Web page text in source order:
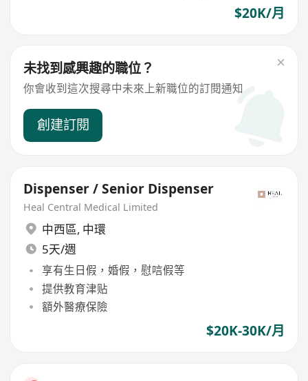
$20K/月
未找到感興趣的職位？
你會收到這次搜尋中未來上新職位的訂閱通知
創建訂閱
Dispenser / Senior Dispenser
Heal Central Medical Limited
中西區, 中環
5天/週
享有生日假，婚假，慰唁假等
提供教育津贴
額外醫療保險
$20K-30K/月